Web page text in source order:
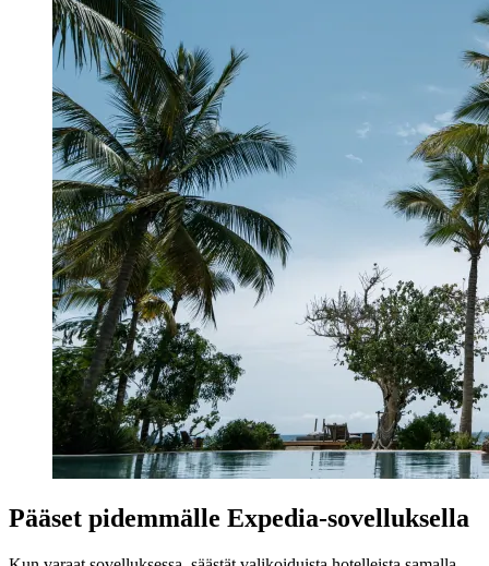
Pääset pidemmälle Expedia-sovelluksella